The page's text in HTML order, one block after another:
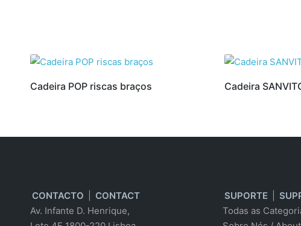
Cadeira POP riscas braços Cadeira
CONTACTO
CONTACT
Av. Infante D. Henrique,
SUPORTE
Todas as